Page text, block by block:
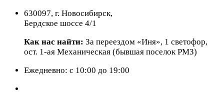
630097, г. Новосибирск,
Бердское шоссе 4/1
Как нас найти: За переездом «Иня», 1 светофор,
ост. 1-ая Механическая (бывшая поселок РМЗ)
Ежедневно: с 10:00 до 19:00